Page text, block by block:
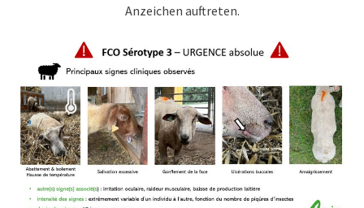
Anzeichen auftreten.